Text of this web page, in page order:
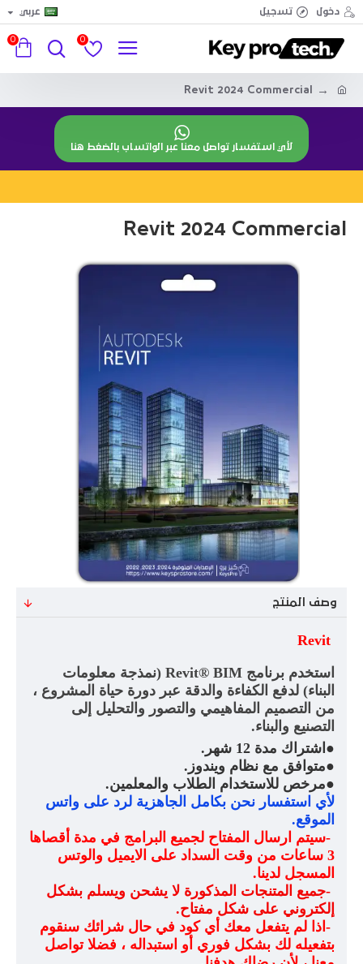
دخول تسجيل عربي
0
0
Revit 2024 Commercial
لأي استفسار تواصل معنا عبر الواتساب بالضغط هنا
Revit 2024 Commercial
وصف المنتج
Revit
استخدم برنامج Revit® BIM (نمذجة معلومات
البناء) لدفع الكفاءة والدقة عبر دورة حياة المشروع ،
من التصميم المفاهيمي والتصور والتحليل إلى
التصنيع والبناء.
● اشتراك مدة 12 شهر
.
●متوافق مع نظام ويندوز .
●مرخص للاستخدام الطلاب والمعلمين.
لأي استفسار نحن بكامل الجاهزية لرد على واتس
الموقع.
-سيتم ارسال المفتاح لجميع البرامج في مدة أقصاها
3 ساعات من وقت السداد على الايميل والوتس
المسجل لدينا.
-جميع المتنجات المذكورة لا يشحن ويسلم بشكل
إلكتروني على شكل مفتاح.
- اذا لم يتفعل معك أي كود في حال شرائك سنقوم
بتفعيله لك بشكل فوري أو استبداله ، فضلا تواصل